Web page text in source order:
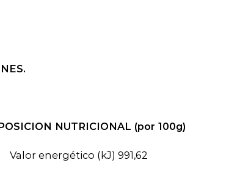
NUTRICIONAL (por 100g)
Valor energético (kJ) 991,62